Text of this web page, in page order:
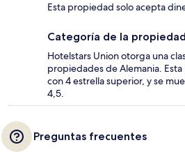
Esta propiedad solo acepta
Categoría de la propiedad
Hotelstars Union otorga una
propiedades de Alemania.
con 4 estrella superior, y se
4,5.
Preguntas frecuentes